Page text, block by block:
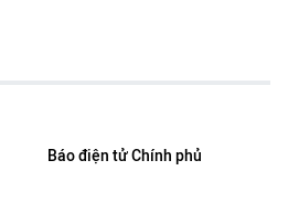
Báo điện tử Chính phủ